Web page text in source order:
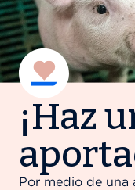
¡Haz
Por medio de una